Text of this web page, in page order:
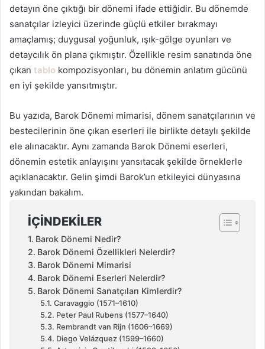
detayın öne çıktığı bir dönemi ifade ettiğidir. Bu dönemde
sanatçılar izleyici üzerinde güçlü etkiler bırakmayı
amaçlamış; duygusal yoğunluk, ışık-gölge oyunları ve
detaycılık ön plana çıkmıştır. Özellikle resim sanatında öne
çıkan tablo kompozisyonları, bu dönemin anlatım gücünü
en iyi şekilde yansıtmıştır.
Bu yazıda, Barok Dönemi mimarisi, dönem sanatçılarının ve
bestecilerinin öne çıkan eserleri ile birlikte detaylı şekilde
ele alınacaktır. Aynı zamanda Barok Dönemi eserleri,
dönemin estetik anlayışını yansıtacak şekilde örneklerle
açıklanacaktır. Gelin şimdi Barok’un etkileyici dünyasına
yakından bakalım.
İÇINDEKILER
Barok Dönemi Nedir?
Barok Dönemi Özellikleri Nelerdir?
Barok Dönemi Mimarisi
Barok Dönemi Eserleri Nelerdir?
Barok Dönemi Sanatçıları Kimlerdir?
Caravaggio (1571–1610)
Peter Paul Rubens (1577–1640)
Rembrandt van Rijn (1606–1669)
Diego Velázquez (1599–1660)